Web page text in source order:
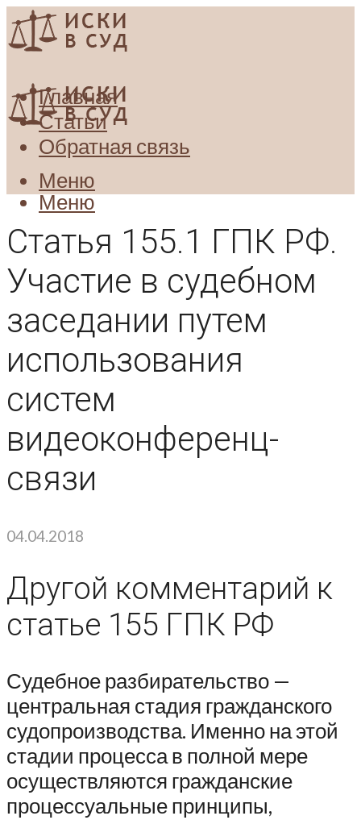
Главная
Статьи
Обратная связь
Меню
Меню
Статья 155.1 ГПК РФ.
Участие в судебном
заседании путем
использования
систем
видеоконференц-
связи
04.04.2018
Другой комментарий к
статье 155 ГПК РФ
Судебное разбирательство —
центральная стадия гражданского
судопроизводства. Именно на этой
стадии процесса в полной мере
осуществляются гражданские
процессуальные принципы,